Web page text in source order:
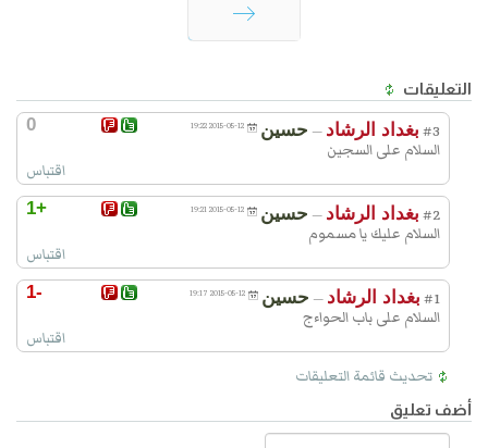
التعليقات
0 #3 بغداد الرشاد — حسين 2015-05-12 19:22
السلام على السجين
اقتباس
+1 #2 بغداد الرشاد — حسين 2015-05-12 19:21
السلام عليك يا مسموم
اقتباس
-1 #1 بغداد الرشاد — حسين 2015-05-12 19:17
السلام على باب الحواءج
اقتباس
تحديث قائمة التعليقات
أضف تعليق